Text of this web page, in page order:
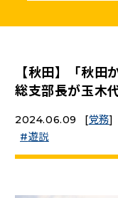
ニュースリリース
こくみんうさぎの
Go!Go!こくみんス
【秋田】「秋田
総支部長が玉木
2024.06.09 [党務]
遊説